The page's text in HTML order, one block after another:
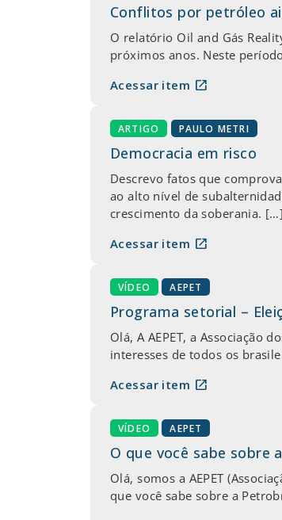
Conflitos por petróleo
O relatório Oil and Gás
próximos anos. Neste
Acessar item open_in_new
ARTIGO PAULO METRI
Democracia em risco
Descrevo fatos que
ao alto nível de
crescimento da soberania. […]
Acessar item open_in_new
VÍDEO AEPET
Programa setorial –
Olá, A AEPET, a Associação
interesses de todos os
Acessar item open_in_new
VÍDEO AEPET
O que você sabe sobre
Olá, somos a AEPET
que você sabe sobre a